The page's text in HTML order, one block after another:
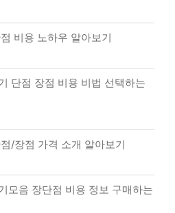
비용 노하우 알아보기
단점 장점 비용 비법 선택하는
/장점 가격 소개 알아보기
모음 장단점 비용 정보 구매하는